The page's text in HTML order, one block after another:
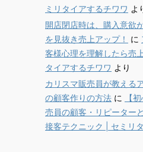
ミリタイアするチワワ よ
開店閉店時は、購入意欲
を見抜き売上アップ！
に
客様心理を理解したら売
タイアするチワワ より
カリスマ販売員が教える
の顧客作りの方法 に
【
売員の顧客・リピーター
接客テクニック | セミリ